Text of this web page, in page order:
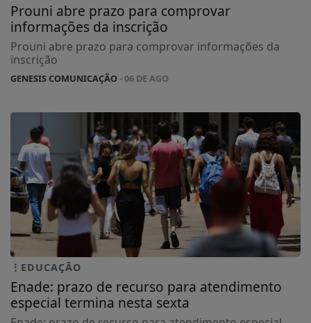
Prouni abre prazo para comprovar
informações da inscrição
Prouni abre prazo para comprovar informações da
inscrição
GENESIS COMUNICAÇÃO- 06 DE AGO
EDUCAÇÃO
Enade: prazo de recurso para atendimento
especial termina nesta sexta